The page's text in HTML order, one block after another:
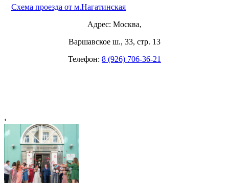
Схема проезда от м.Нагатинская
Адрес: Москва,
Варшавское ш., 33, стр. 13
Телефон: 8 (926) 706-36-21
‹